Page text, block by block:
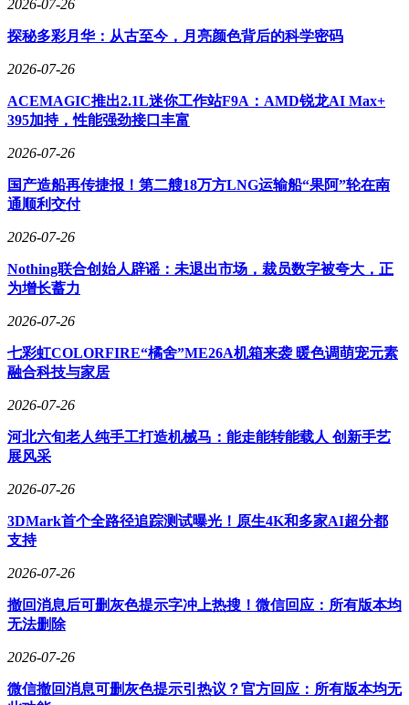
2026-07-26
探秘多彩月华：从古至今，月亮颜色背后的科学密码
2026-07-26
ACEMAGIC推出2.1L迷你工作站F9A：AMD锐龙AI Max+
395加持，性能强劲接口丰富
2026-07-26
国产造船再传捷报！第二艘18万方LNG运输船“果阿”轮在南
通顺利交付
2026-07-26
Nothing联合创始人辟谣：未退出市场，裁员数字被夸大，正
为增长蓄力
2026-07-26
七彩虹COLORFIRE“橘舍”ME26A机箱来袭 暖色调萌宠元素
融合科技与家居
2026-07-26
河北六旬老人纯手工打造机械马：能走能转能载人 创新手艺
展风采
2026-07-26
3DMark首个全路径追踪测试曝光！原生4K和多家AI超分都
支持
2026-07-26
撤回消息后可删灰色提示字冲上热搜！微信回应：所有版本均
无法删除
2026-07-26
微信撤回消息可删灰色提示引热议？官方回应：所有版本均无